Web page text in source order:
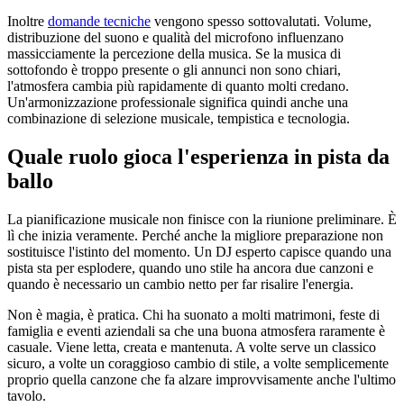
Inoltre domande tecniche vengono spesso sottovalutati. Volume,
distribuzione del suono e qualità del microfono influenzano
massicciamente la percezione della musica. Se la musica di
sottofondo è troppo presente o gli annunci non sono chiari,
l'atmosfera cambia più rapidamente di quanto molti credano.
Un'armonizzazione professionale significa quindi anche una
combinazione di selezione musicale, tempistica e tecnologia.
Quale ruolo gioca l'esperienza in pista da
ballo
La pianificazione musicale non finisce con la riunione preliminare. È
lì che inizia veramente. Perché anche la migliore preparazione non
sostituisce l'istinto del momento. Un DJ esperto capisce quando una
pista sta per esplodere, quando uno stile ha ancora due canzoni e
quando è necessario un cambio netto per far risalire l'energia.
Non è magia, è pratica. Chi ha suonato a molti matrimoni, feste di
famiglia e eventi aziendali sa che una buona atmosfera raramente è
casuale. Viene letta, creata e mantenuta. A volte serve un classico
sicuro, a volte un coraggioso cambio di stile, a volte semplicemente
proprio quella canzone che fa alzare improvvisamente anche l'ultimo
tavolo.